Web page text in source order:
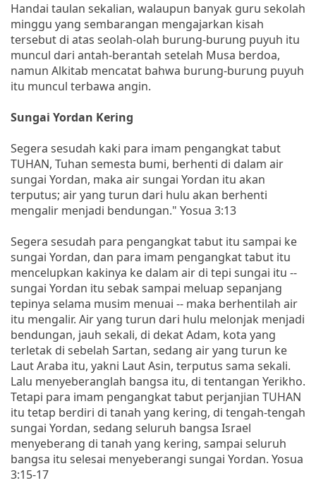
Handai taulan sekalian, walaupun banyak guru sekolah
minggu yang sembarangan mengajarkan kisah
tersebut di atas seolah-olah burung-burung puyuh itu
muncul dari antah-berantah setelah Musa berdoa,
namun Alkitab mencatat bahwa burung-burung puyuh
itu muncul terbawa angin.
Sungai Yordan Kering
Segera sesudah kaki para imam pengangkat tabut
TUHAN, Tuhan semesta bumi, berhenti di dalam air
sungai Yordan, maka air sungai Yordan itu akan
terputus; air yang turun dari hulu akan berhenti
mengalir menjadi bendungan." Yosua 3:13
Segera sesudah para pengangkat tabut itu sampai ke
sungai Yordan, dan para imam pengangkat tabut itu
mencelupkan kakinya ke dalam air di tepi sungai itu --
sungai Yordan itu sebak sampai meluap sepanjang
tepinya selama musim menuai -- maka berhentilah air
itu mengalir. Air yang turun dari hulu melonjak menjadi
bendungan, jauh sekali, di dekat Adam, kota yang
terletak di sebelah Sartan, sedang air yang turun ke
Laut Araba itu, yakni Laut Asin, terputus sama sekali.
Lalu menyeberanglah bangsa itu, di tentangan Yerikho.
Tetapi para imam pengangkat tabut perjanjian TUHAN
itu tetap berdiri di tanah yang kering, di tengah-tengah
sungai Yordan, sedang seluruh bangsa Israel
menyeberang di tanah yang kering, sampai seluruh
bangsa itu selesai menyeberangi sungai Yordan. Yosua
3:15-17